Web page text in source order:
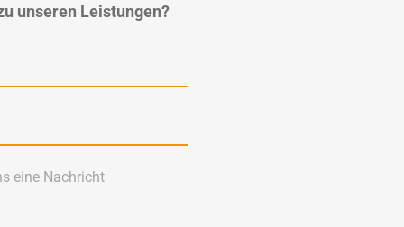
unseren Leistungen?